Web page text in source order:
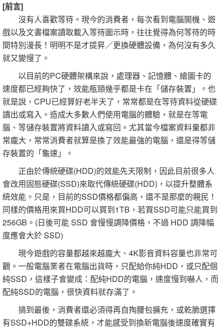
[前言]
沒有人喜歡等待。現今的消費者，每次看到電腦開機、遊
戲以及文書檔案讀取載入等待圖示時，往往覺得為何等待的時
間特別漫長！明明不是才提昇／更換硬體設備，為何沒有多久
就又變慢了。
以目前的PC硬體架構來說，處理器、記憶體、繪圖卡的
速度都已經夠快了，效能瓶頸幾乎都是卡在「儲存裝置」。也
就是說，CPU已經算好老半天了，常常都是在等待資料從硬碟
讀出或寫入。造成大多數人們使用電腦的體驗，就是在等電
腦、等儲存裝置將資料讀入或寫回。尤其當今檔案資料量都非
常龐大，常常消費者就算是換了效能最強的電腦，還是得等儲
存裝置的「龜速」。
正由於傳統硬碟(HDD)的效能先天限制，因此目前很多人
會改用固態硬碟(SSD)來取代傳統硬碟(HDD)，以提升整體系
統效能。只是，目前的SSD價格都偏高，還不是那麼的親民！
同樣的價格用來買HDD可以買到1TB，若買SSD可能只能買到
256GB。(日後可能 SSD 會慢慢調降價格，不過 HDD 調降幅
度應會大於 SSD)
現今遊戲的容量都越來越龐大、4K影音資料容量也非常可
觀。一般電腦業者在電腦出貨時，只配給你純HDD，或只配個
純SSD，這樣子會變成：配純HDD的電腦，速度慢到嚇人，而
配純SSD的電腦，很快資料就存滿了。
搞到最後，消費者還必須得再自掏腰包擴充，或乾脆選擇
有SSD+HDD的雙碟系統，才能感受到換新電腦後速度確實有